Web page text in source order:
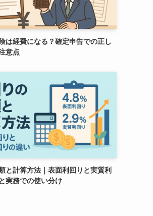
は経費になる？確定申告での正し
意点
と計算方法｜表面利回りと実質利
実務での使い分け